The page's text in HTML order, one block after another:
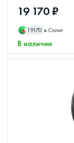
19 170 ₽
19170 в Сплит
В наличии